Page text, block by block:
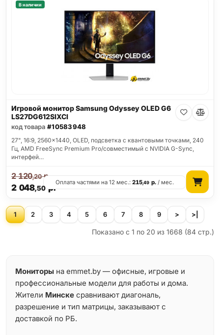
В наличии
Игровой монитор Samsung Odyssey OLED G6
LS27DG612SIXCI
код товара #10583948
27", 16:9, 2560x1440, OLED, подсветка с квантовыми точками, 240
Гц, AMD FreeSync Premium Pro/совместимый с NVIDIA G-Sync,
интерфей…
2 048,50 р.
2 120,20р.
Оплата частями на 12 мес.:215,49 р./ мес.
1 2 3 4 5 6 7 8 9 > >|
Показано с 1 по 20 из 1668 (84 стр.)
Мониторы на emmet.by — офисные, игровые и
профессиональные модели для работы и дома.
Жители Минске сравнивают диагональ,
разрешение и тип матрицы, заказывают с
доставкой по РБ.